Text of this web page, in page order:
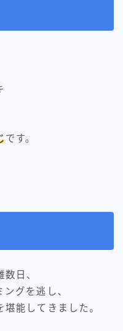
です。
数日、
グを逃し、
堪能してきました。